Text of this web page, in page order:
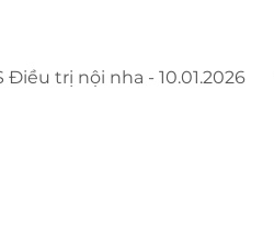
Điều trị nội nha - 10.01.2026